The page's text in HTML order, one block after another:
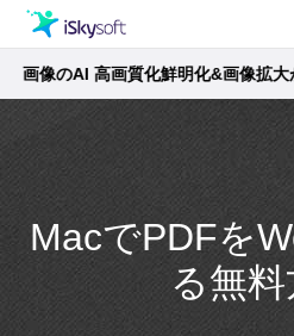
製品
Utility
製品活用事例
ストア
サポート
像のAI 高画質化鮮明化&画像拡大が
MacでPDFを
る無